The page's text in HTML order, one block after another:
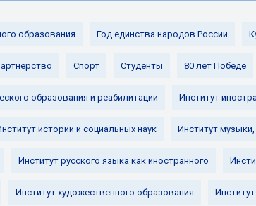
образования Год единства народов России
Спорт Студенты 80 лет Победе
образования и реабилитации Институт
истории и социальных наук Институт
Институт русского языка как иностранного
Институт художественного образования